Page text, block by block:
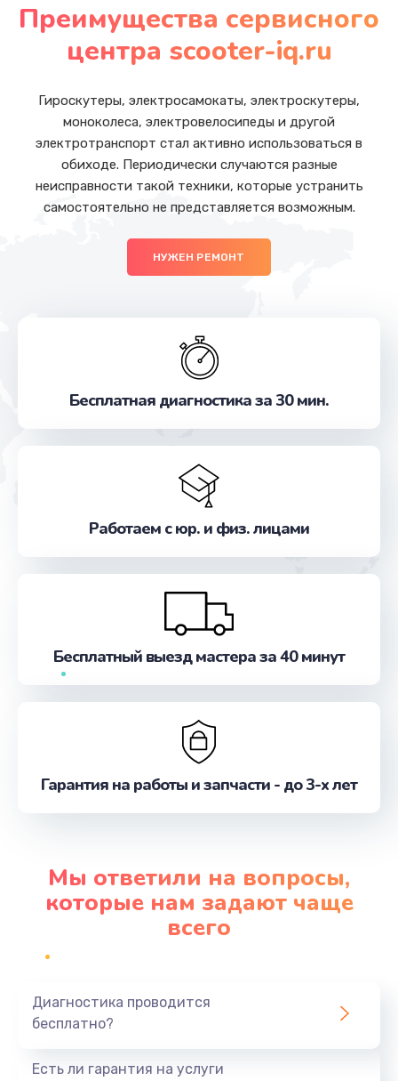
Преимущества сервисного
центра scooter-iq.ru
Гироскутеры, электросамокаты, электроскутеры,
моноколеса, электровелосипеды и другой
электротранспорт стал активно использоваться в
обиходе. Периодически случаются разные
неисправности такой техники, которые устранить
самостоятельно не представляется возможным.
НУЖЕН РЕМОНТ
Бесплатная диагностика за 30 мин.
Работаем с юр. и физ. лицами
Бесплатный выезд мастера за 40 минут
Гарантия на работы и запчасти - до 3-х лет
Мы ответили на вопросы,
которые нам задают чаще
всего
Диагностика проводится
бесплатно?
Есть ли гарантия на услуги